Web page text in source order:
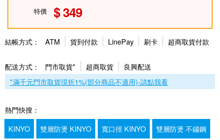
特價 349
結帳方式： ATM 貨到付款 LinePay 刷卡 超商取貨付款
配送方式： 門市取貨* 超商取貨
良興配送
*滿千元門市取貨現折1%(部分商品不適用)-請點我看
熱門快搜：
KINYO
雙層防燙 KINYO 寬口徑 KINYO 雙層防燙 不鏽鋼